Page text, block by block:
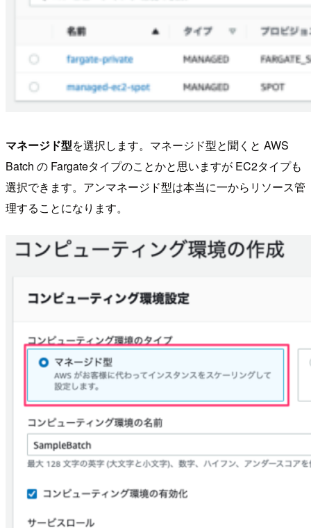
マネージド型を選択します。マネージド型と聞くと AWS
Batch の Fargateタイプのことかと思いますが EC2タイプも
選択できます。アンマネージド型は本当に一からリソース管
理することになります。